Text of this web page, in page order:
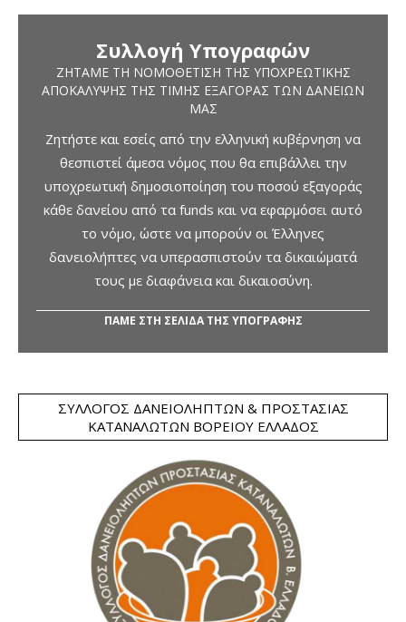
Συλλογή Υπογραφών
ΖΗΤΆΜΕ ΤΗ ΝΟΜΟΘΈΤΙΣΗ ΤΗΣ ΥΠΟΧΡΕΩΤΙΚΉΣ
ΑΠΟΚΆΛΥΨΗΣ ΤΗΣ ΤΙΜΉΣ ΕΞΑΓΟΡΆΣ ΤΩΝ ΔΑΝΕΊΩΝ
ΜΑΣ
Ζητήστε και εσείς από την ελληνική κυβέρνηση να
θεσπιστεί άμεσα νόμος που θα επιβάλλει την
υποχρεωτική δημοσιοποίηση του ποσού εξαγοράς
κάθε δανείου από τα funds και να εφαρμόσει αυτό
το νόμο, ώστε να μπορούν οι Έλληνες
δανειολήπτες να υπερασπιστούν τα δικαιώματά
τους με διαφάνεια και δικαιοσύνη.
ΠΑΜΕ ΣΤΗ ΣΕΛΙΔΑ ΤΗΣ ΥΠΟΓΡΑΦΗΣ
ΣΎΛΛΟΓΟΣ ΔΑΝΕΙΟΛΗΠΤΏΝ & ΠΡΟΣΤΑΣΊΑΣ
ΚΑΤΑΝΑΛΩΤΏΝ ΒΟΡΕΊΟΥ ΕΛΛΆΔΟΣ